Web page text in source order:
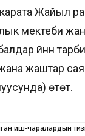
Жайыл
мектеби
үйүнүн
жаштар
өтөт.
иш-чаралардын